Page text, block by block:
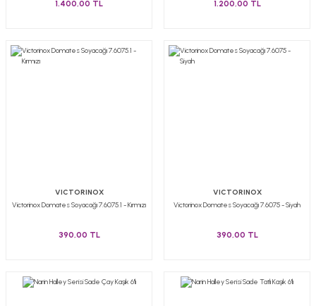
1.400,00 TL 1.200,00 TL
VICTORINOX
Victorinox Domates Soyacağı 7.6075.1 - Kırmızı
390,00 TL
VICTORINOX
Victorinox Domates Soyacağı 7.6075 - Siyah
390,00 TL